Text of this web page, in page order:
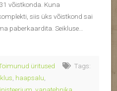
võistkonda. Kuna
siis üks võistkond sai
paberkaardita. Seikluse…
üritused
Tags:
, haapsalu,